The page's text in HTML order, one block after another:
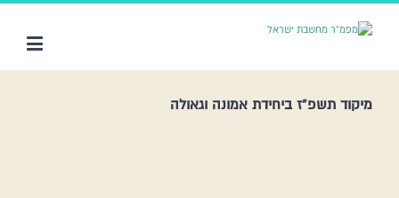
מיקוד תשפ”ז ביחידת אמונה וגאולה